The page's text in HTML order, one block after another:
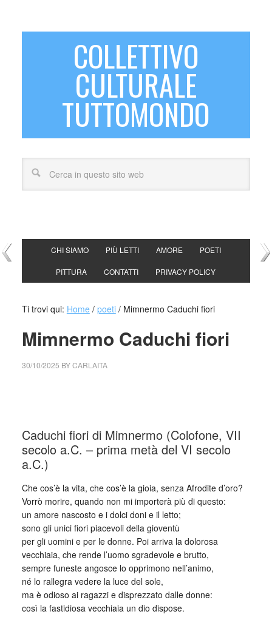
COLLETTIVO
CULTURALE
TUTTOMONDO
CHI SIAMO PIÙ LETTI AMORE POETI
PITTURA CONTATTI PRIVACY POLICY
Ti trovi qui: Home / poeti /Mimnermo Caduchi fiori
Mimnermo Caduchi fiori
30/10/2025 BYCARLAITA
Caduchi fiori di Mimnermo (Colofone, VII
secolo a.C. – prima metà del VI secolo
a.C.)
Che cos’è la vita, che cos’è la gioia, senza Afrodite d’oro?
Vorrò morire, quando non mi importerà più di questo:
un amore nascosto e i dolci doni e il letto;
sono gli unici fiori piacevoli della gioventù
per gli uomini e per le donne. Poi arriva la dolorosa
vecchiaia, che rende l’uomo sgradevole e brutto,
sempre funeste angosce lo opprimono nell’animo,
né lo rallegra vedere la luce del sole,
ma è odioso ai ragazzi e disprezzato dalle donne:
così la fastidiosa vecchiaia un dio dispose.